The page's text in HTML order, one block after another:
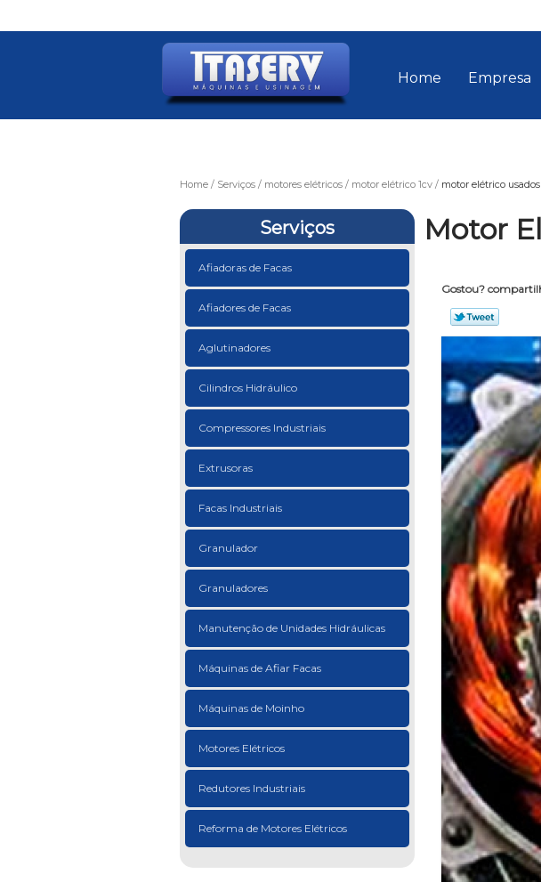
Home Empresa
Home Serviços motores elétricos motor elétrico 1cv motor elétrico
Serviços
Afiadoras de Facas
Afiadores de Facas
Aglutinadores
Cilindros Hidráulico
Compressores Industriais
Extrusoras
Facas Industriais
Granulador
Granuladores
Manutenção de Unidades Hidráulicas
Máquinas de Afiar Facas
Máquinas de Moinho
Motores Elétricos
Redutores Industriais
Reforma de Motores Elétricos
Motor
Gostou?